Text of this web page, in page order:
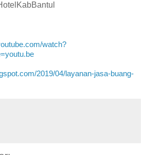
watch?
2019/04/layanan-jasa-buang-